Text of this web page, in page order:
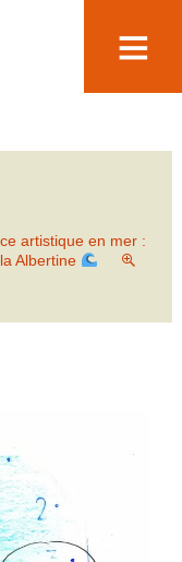
artistique en mer :
Albertine